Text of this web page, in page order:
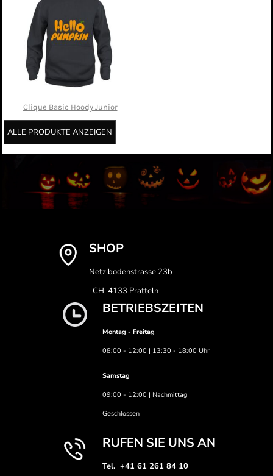
Clique Basic Hoody Junior
ALLE PRODUKTE ANZEIGEN
SHOP
Netzibodenstrasse 23b
CH-4133 Pratteln
BETRIEBSZEITEN
Montag - Freitag
08:00 - 12:00 | 13:30 - 18:00 Uhr
Samstag
09:00 - 12:00 | Nachmittag
Geschlossen
RUFEN SIE UNS AN
Tel. +41 61 261 84 10